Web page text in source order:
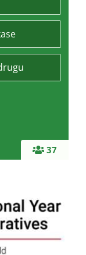
37